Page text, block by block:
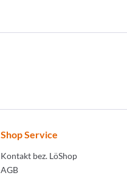
Shop Service
Kontakt bez. LöShop
AGB